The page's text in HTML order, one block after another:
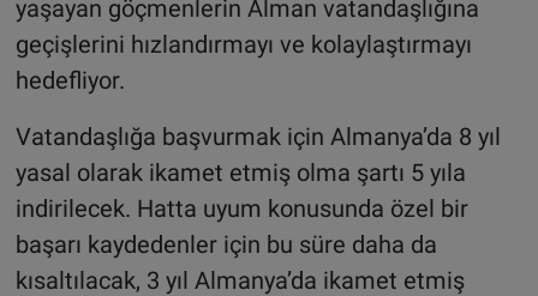
yaşayan göçmenlerin Alman vatandaşlığına
geçişlerini hızlandırmayı ve kolaylaştırmayı
hedefliyor.
Vatandaşlığa başvurmak için Almanya’da 8 yıl
yasal olarak ikamet etmiş olma şartı 5 yıla
indirilecek. Hatta uyum konusunda özel bir
başarı kaydedenler için bu süre daha da
kısaltılacak, 3 yıl Almanya’da ikamet etmiş